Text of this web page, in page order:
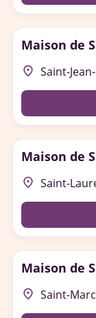
Maison de
place Saint-
Maison de
place Saint-
Maison de
place Saint-